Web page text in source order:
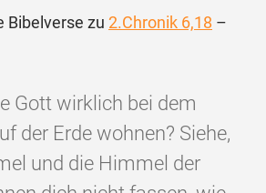
Bibelverse zu 2.Chronik 6,18 –
Gott wirklich bei dem
der Erde wohnen? Siehe,
und die Himmel der